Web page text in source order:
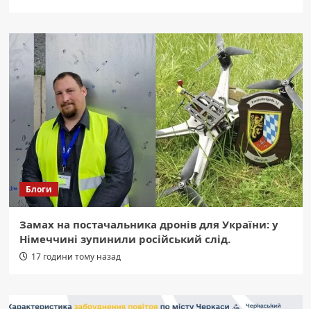
Блоги
Замах на постачальника дронів для України: у
Німеччині зупинили російський слід.
17 години тому назад